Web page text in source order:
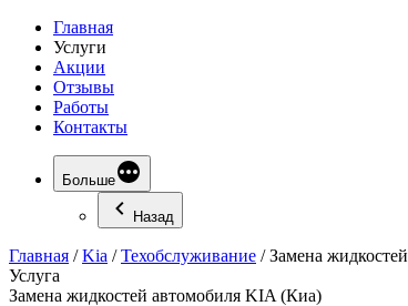
Главная
Услуги
Акции
Отзывы
Работы
Контакты
Больше
Назад
Главная /Kia /Техобслуживание /Замена жидкостей
Услуга
Замена жидкостей автомобиля KIA (Киа)